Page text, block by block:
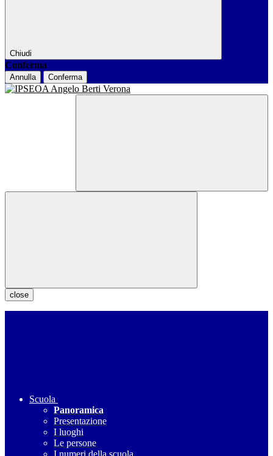
Chiudi
Conferma
Annulla Conferma
close
Scuola
Panoramica
Presentazione
I luoghi
Le persone